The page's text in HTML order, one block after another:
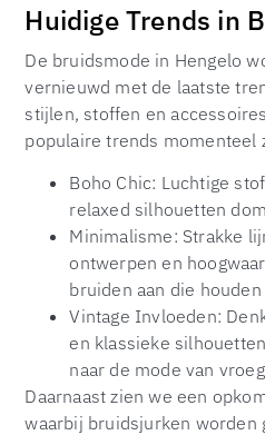
Huidige Trends in
De bruidsmode in Hengelo
vernieuwd met de laatste
stijlen, stoffen en
populaire trends momenteel
Boho Chic: Luchtige
relaxed silhouetten
Minimalisme: Strakke
ontwerpen en
bruiden aan die
Vintage Invloeden:
en klassieke
naar de mode van
Daarnaast zien we een
waarbij bruidsjurken worden